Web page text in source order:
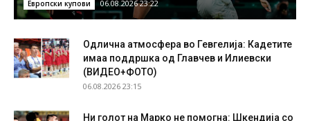
Европски купови 06.08.2026 23:22
Одлична атмосфера во Гевгелија: Кадетите
имаа поддршка од Главчев и Илиевски
(ВИДЕО+ФОТО)
06.08.2026 23:15
Ни голот на Марко не помогна: Шкендија со